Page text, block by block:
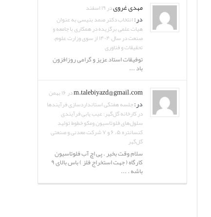
مهدی غرویدر ۱۹ اسفند
در:انتخاب دکتر صمد بنیسی به عنوان
هیات علمی برگزیده در همکاری با جامعه و
صنعت در سال ۱۴۰۴ از سوی وزارت علوم،
تحقیقات و فناوری
توفیقات استاد عزیز و گرامی روزافزون
باد ...
m.talebiyazd@gmail.comدر ۱۶ بهمن
در:جلسه هفتگی استانداردسازی فرآیندها
در کارخانه گل‌گهر: عیب یابی فرآیندی
سلول‌های فلوتاسیون ومکو خطوط تولید
کنسانتره ۵، ۶ و ۷ شرکت معدنی و صنعتی
گل‌گهر
سلام وقت بخیر . پی اچ آب فلوتاسیون
کارگاه ( جهت استخراج فلز ) باس بالای ۹
باشه . ...